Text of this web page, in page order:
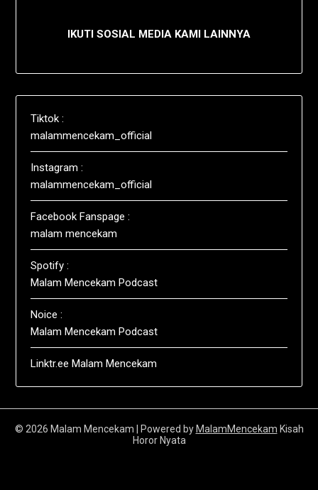
IKUTI SOSIAL MEDIA KAMI LAINNYA
Tiktok :
malammencekam_official
Instagram :
malammencekam_official
Facebook Fanspage :
malam mencekam
Spotify :
Malam Mencekam Podcast
Noice :
Malam Mencekam Podcast
Linktr.ee Malam Mencekam
© 2026 Malam Mencekam | Powered by MalamMencekam Kisah
Horor Nyata